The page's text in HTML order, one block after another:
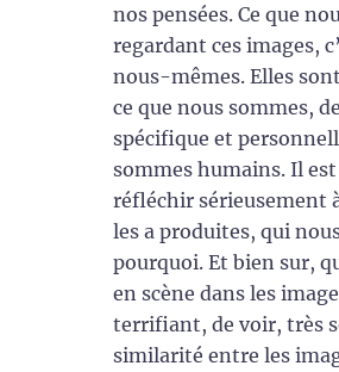
nos pensées. Ce que
regardant ces images,
nous-mêmes. Elles
ce que nous sommes,
spécifique et
sommes humains. Il
réfléchir sérieusement
les a produites, qui
pourquoi. Et bien sur,
en scène dans les
terrifiant, de voir, très
similarité entre les